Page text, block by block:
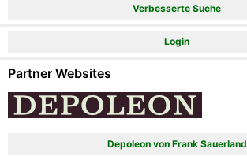
Verbesserte Suche
Login
Partner Websites
Depoleon von Frank Sauerland